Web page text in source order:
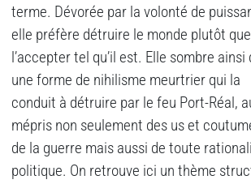
terme. Dévorée par la volonté de
elle préfère détruire le monde plutôt que
l’accepter tel qu’il est. Elle sombre ainsi
une forme de nihilisme meurtrier qui la
conduit à détruire par le feu Port-Réal,
mépris non seulement des us et
de la guerre mais aussi de toute
politique. On retrouve ici un thème